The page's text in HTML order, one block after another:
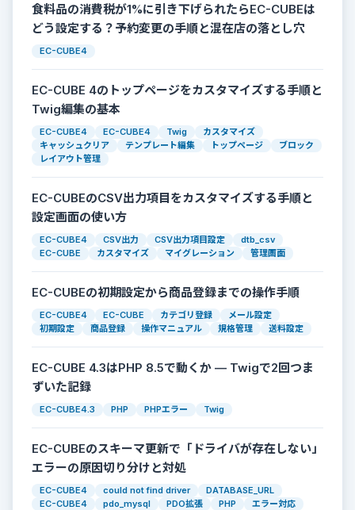
食料品の消費税が1%に引き下げられたらEC-CUBEは
どう設定する？予約変更の手順と混在店の落とし穴
EC-CUBE4
EC-CUBE 4のトップページをカスタマイズする手順と
Twig編集の基本
EC-CUBE4 EC-CUBE4 Twig
カスタマイズ
キャッシュクリア
テンプレート編集 トップページ
ブロック
レイアウト管理
EC-CUBEのCSV出力項目をカスタマイズする手順と
設定画面の使い方
EC-CUBE4 CSV出力 CSV出力項目設定
dtb_csv
EC-CUBE
カスタマイズ マイグレーション 管理画面
EC-CUBEの初期設定から商品登録までの操作手順
EC-CUBE4 EC-CUBE カテゴリ登録
メール設定
初期設定
商品登録 操作マニュアル 規格管理 送料設定
EC-CUBE 4.3はPHP 8.5で動くか — Twigで2回つま
ずいた記録
EC-CUBE4.3 PHP PHPエラー Twig
EC-CUBEのスキーマ更新で「ドライバが存在しない」
エラーの原因切り分けと対処
EC-CUBE4 could not find driver
DATABASE_URL
EC-CUBE4
pdo_mysql PDO拡張 PHP
エラー対応